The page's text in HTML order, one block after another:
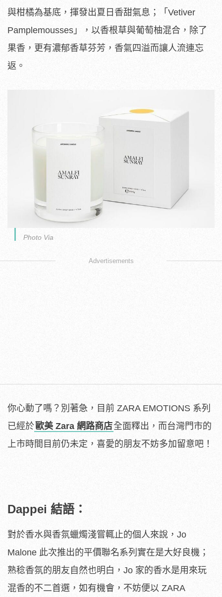
與柑橘為基底，揮發出夏日香甜氣息；「Vetiver
Pamplemousses」，以香根草與葡萄柚混合，除了
果香，更有濃郁香草芬芳，香氣四溢而讓人流連忘
返。
Photo Via
Advertisements
你心動了嗎？別著急，目前 ZARA EMOTIONS 系列
已經於歐美 Zara 網路商店全面釋出，而台灣門市的
上市時間目前仍未定，喜愛的朋友不妨多加留意吧！
Dappei 結語：
對於香水與香氛蠟燭淺嘗輒止的個人來說，Jo
Malone 此次推出的平價聯名系列實在是大好良機；
熟稔香氛的朋友自然也明白，Jo 家的香水是用來玩
混香的不二首選，如有機會，不妨便以 ZARA